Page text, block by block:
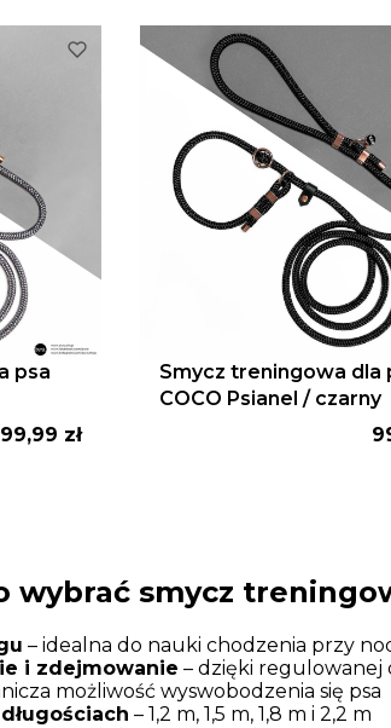
psa
Cena
99,99 zł
Smycz treningowa dla
COCO Psianel / czarny
wybrać smycz
– idealna do nauki chodzenia przy
i zdejmowanie – dzięki regulowanej
możliwość wyswobodzenia się psa
– 1,2 m, 1,5 m, 1,8 m i 2,2 m